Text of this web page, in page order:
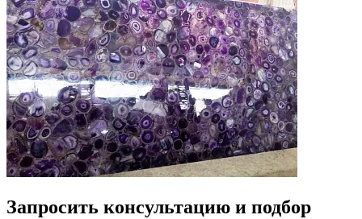
Запросить консультацию и подбор